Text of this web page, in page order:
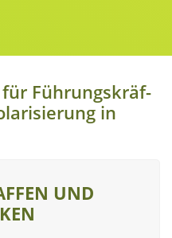
Füh­rungs­kräf­
in
UND